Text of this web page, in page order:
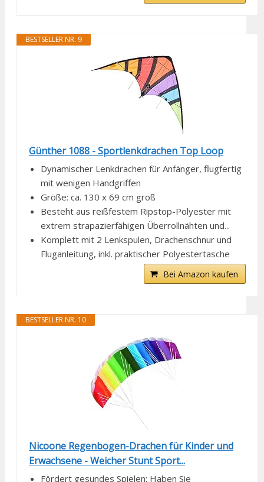
BESTSELLER NR. 9
Günther 1088 - Sportlenkdrachen Top Loop
Dynamischer Lenkdrachen für Anfänger, flugfertig
mit wenigen Handgriffen
Größe: ca. 130 x 69 cm groß
Besteht aus reißfestem Ripstop-Polyester mit
extrem strapazierfähigen Überrollnähten und...
Komplett mit 2 Lenkspulen, Drachenschnur und
Fluganleitung, inkl. praktischer Polyestertasche
Bei Amazon kaufen
BESTSELLER NR. 10
Nicoone Regenbogen-Drachen für Kinder und
Erwachsene - Weicher Stunt Sport...
Fördert gesundes Spielen: Haben Sie